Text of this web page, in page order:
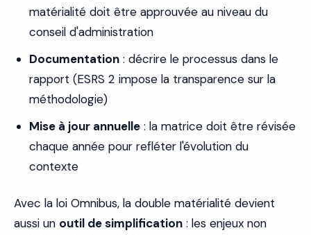
matérialité doit être approuvée au niveau du
conseil d'administration
Documentation : décrire le processus dans le
rapport (ESRS 2 impose la transparence sur la
méthodologie)
Mise à jour annuelle : la matrice doit être révisée
chaque année pour refléter l'évolution du
contexte
Avec la loi Omnibus, la double matérialité devient
aussi un outil de simplification : les enjeux non